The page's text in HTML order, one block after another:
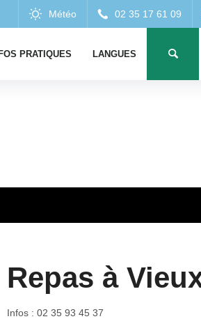
PRATIQUES LANGUES
Repas à
Infos : 02 35 93 45 37